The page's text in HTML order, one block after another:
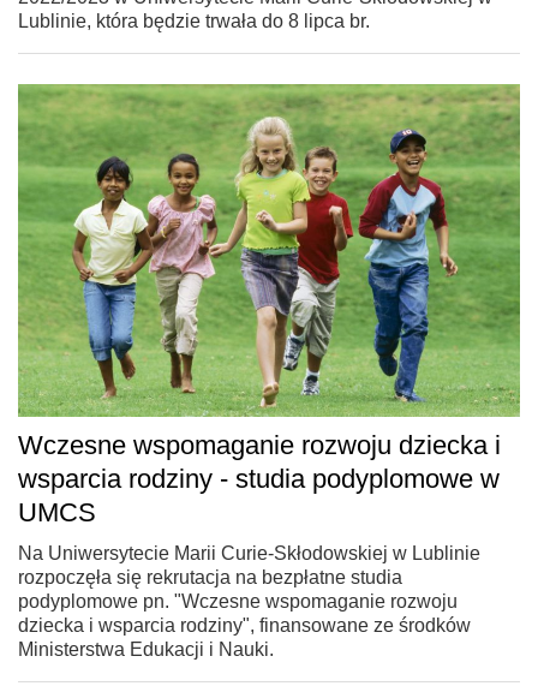
Lublinie, która będzie trwała do 8 lipca br.
Wczesne wspomaganie rozwoju dziecka i
wsparcia rodziny - studia podyplomowe w
UMCS
Na Uniwersytecie Marii Curie-Skłodowskiej w Lublinie
rozpoczęła się rekrutacja na bezpłatne studia
podyplomowe pn. "Wczesne wspomaganie rozwoju
dziecka i wsparcia rodziny", finansowane ze środków
Ministerstwa Edukacji i Nauki.